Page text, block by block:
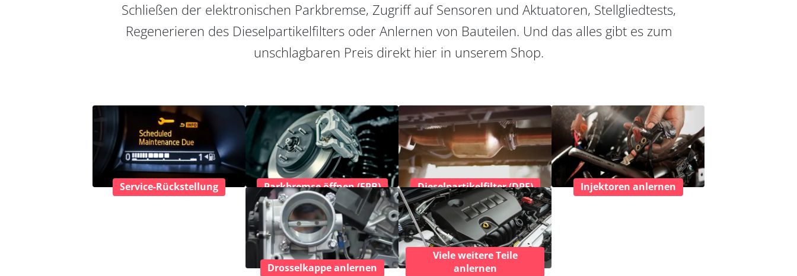
Schließen der elektronischen Parkbremse, Zugriff auf Sensoren und Aktuatoren, Stellgliedtests,
Regenerieren des Dieselpartikelfilters oder Anlernen von Bauteilen. Und das alles gibt es zum
unschlagbaren Preis direkt hier in unserem Shop.
Service-Rückstellung Parkbremse öffnen (EPB) Dieselpartikelfilter (DPF) Injektoren anlernen
Drosselkappe anlernen
Viele weitere Teile
anlernen